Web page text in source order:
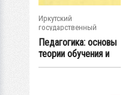
Иркутский
государственный
университет
Педагогика: основы
теории обучения и
воспитания...